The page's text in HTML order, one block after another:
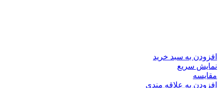
افزودن به سبد خرید
نمایش سریع
مقايسه
افزودن به علاقه مندی